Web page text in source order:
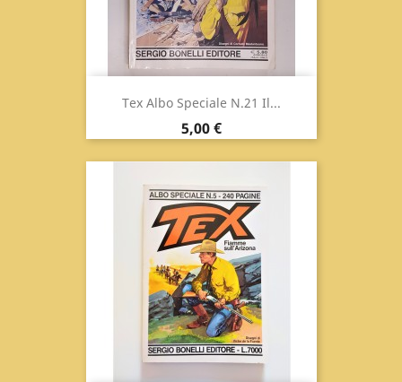
Tex Albo Speciale N.21 Il...
Prix
5,00 €